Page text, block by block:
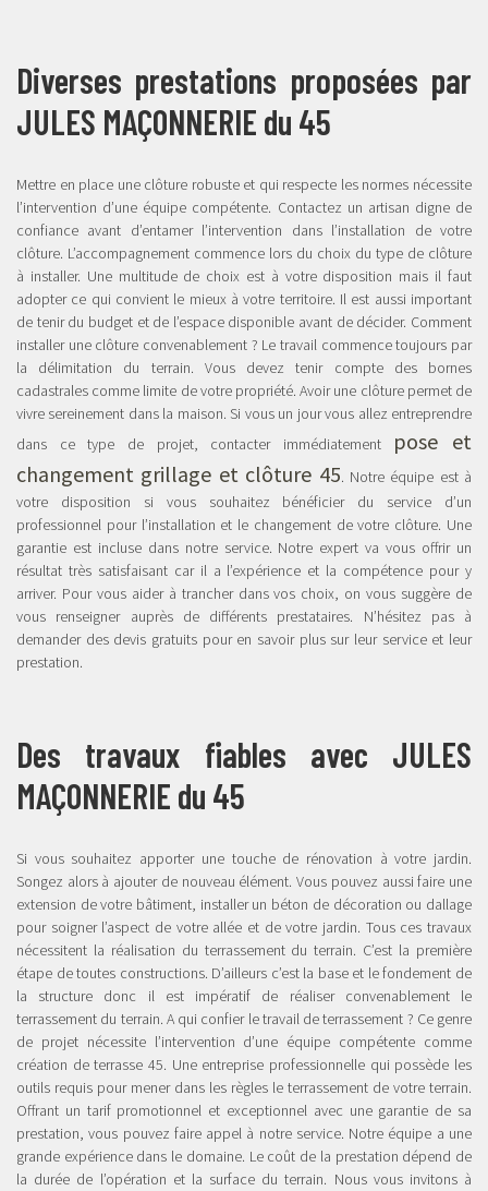
Diverses prestations proposées par
JULES MAÇONNERIE du 45
Mettre en place une clôture robuste et qui respecte les normes nécessite
l’intervention d’une équipe compétente. Contactez un artisan digne de
confiance avant d’entamer l’intervention dans l’installation de votre
clôture. L’accompagnement commence lors du choix du type de clôture
à installer. Une multitude de choix est à votre disposition mais il faut
adopter ce qui convient le mieux à votre territoire. Il est aussi important
de tenir du budget et de l’espace disponible avant de décider. Comment
installer une clôture convenablement ? Le travail commence toujours par
la délimitation du terrain. Vous devez tenir compte des bornes
cadastrales comme limite de votre propriété. Avoir une clôture permet de
vivre sereinement dans la maison. Si vous un jour vous allez entreprendre
dans ce type de projet, contacter immédiatement pose et
changement grillage et clôture 45. Notre équipe est à
votre disposition si vous souhaitez bénéficier du service d’un
professionnel pour l’installation et le changement de votre clôture. Une
garantie est incluse dans notre service. Notre expert va vous offrir un
résultat très satisfaisant car il a l’expérience et la compétence pour y
arriver. Pour vous aider à trancher dans vos choix, on vous suggère de
vous renseigner auprès de différents prestataires. N’hésitez pas à
demander des devis gratuits pour en savoir plus sur leur service et leur
prestation.
Des travaux fiables avec JULES
MAÇONNERIE du 45
Si vous souhaitez apporter une touche de rénovation à votre jardin.
Songez alors à ajouter de nouveau élément. Vous pouvez aussi faire une
extension de votre bâtiment, installer un béton de décoration ou dallage
pour soigner l’aspect de votre allée et de votre jardin. Tous ces travaux
nécessitent la réalisation du terrassement du terrain. C’est la première
étape de toutes constructions. D’ailleurs c’est la base et le fondement de
la structure donc il est impératif de réaliser convenablement le
terrassement du terrain. A qui confier le travail de terrassement ? Ce genre
de projet nécessite l’intervention d’une équipe compétente comme
création de terrasse 45. Une entreprise professionnelle qui possède les
outils requis pour mener dans les règles le terrassement de votre terrain.
Offrant un tarif promotionnel et exceptionnel avec une garantie de sa
prestation, vous pouvez faire appel à notre service. Notre équipe a une
grande expérience dans le domaine. Le coût de la prestation dépend de
la durée de l’opération et la surface du terrain. Nous vous invitons à